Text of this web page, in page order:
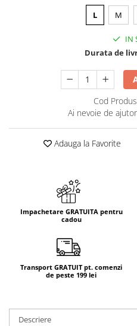
L M
IN
Durata de
Cod
Ai nevoie de
Adauga la Favorite
Impachetare GRATUITA pentru
cadou
Transport GRATUIT pt. comenzi
de peste 199 lei
Descriere